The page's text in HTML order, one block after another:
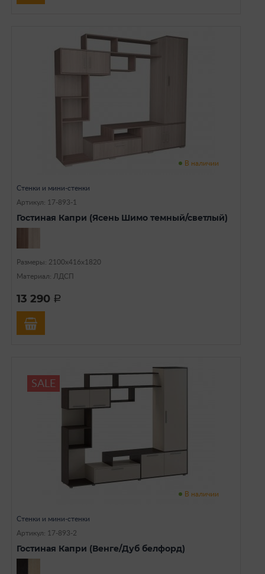
В наличии
Стенки и мини-стенки
Артикул: 17-893-1
Гостиная Капри (Ясень Шимо темный/светлый)
Размеры: 2100х416х1820
Материал: ЛДСП
13 290 a
SALE
В наличии
Стенки и мини-стенки
Артикул: 17-893-2
Гостиная Капри (Венге/Дуб белфорд)